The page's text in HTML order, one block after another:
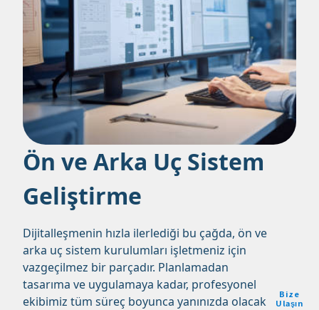
Ön ve Arka Uç Sistem
Geliştirme
Dijitalleşmenin hızla ilerlediği bu çağda, ön ve
arka uç sistem kurulumları işletmeniz için
vazgeçilmez bir parçadır. Planlamadan
tasarıma ve uygulamaya kadar, profesyonel
ekibimiz tüm süreç boyunca yanınızda olacak
Bize
Ulaşın